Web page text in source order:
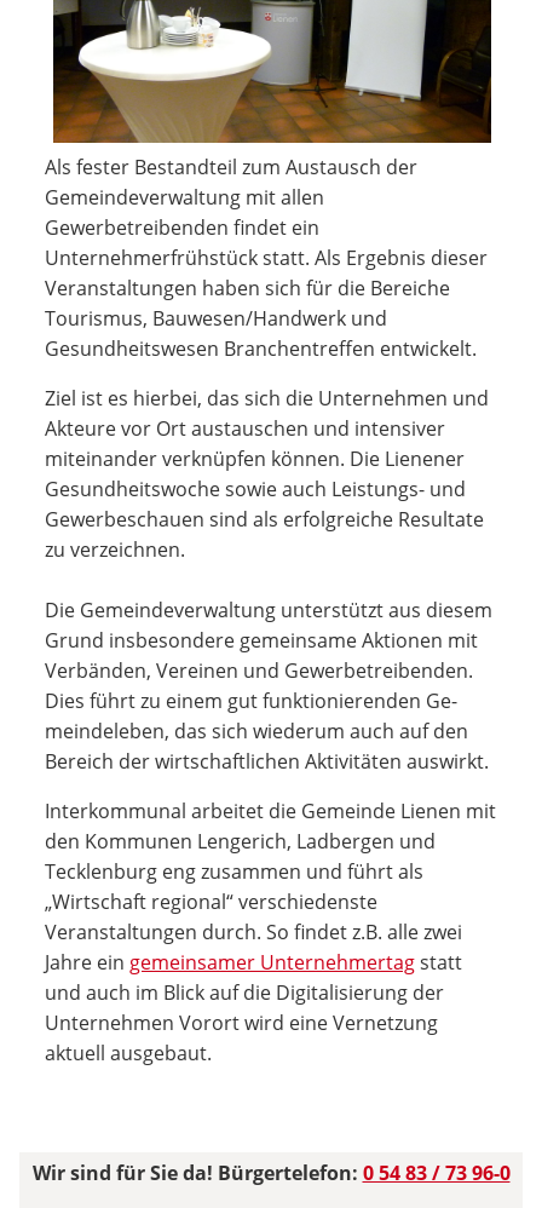
Als fester Bestandteil zum Austausch der
Gemeindeverwaltung mit allen
Gewerbetreibenden findet ein
Unternehmerfrühstück statt. Als Ergebnis dieser
Veranstaltungen haben sich für die Bereiche
Tourismus, Bauwesen/Handwerk und
Gesundheitswesen Branchentreffen entwickelt.
Ziel ist es hierbei, das sich die Unternehmen und
Akteure vor Ort austauschen und intensiver
miteinander verknüpfen können. Die Lienener
Gesundheitswoche sowie auch Leistungs- und
Gewerbeschauen sind als erfolgreiche Resultate
zu verzeichnen.
Die Gemeindeverwaltung unterstützt aus die­sem
Grund insbeson­dere ge­meinsame Aktio­nen mit
Verbänden, Ver­einen und Gewerbe­treiben­den.
Dies führt zu einem gut funktionierenden Ge­
mein­deleben, das sich wiederum auch auf den
Bereich der wirtschaftlichen Aktivitäten auswirkt.
Interkommunal arbeitet die Gemeinde Lienen mit
den Kommunen Lengerich, Ladbergen und
Tecklenburg eng zusammen und führt als
„Wirtschaft regional“ verschiedenste
Veranstaltungen durch. So findet z.B. alle zwei
Jahre ein gemeinsamer Unternehmertagstatt
und auch im Blick auf die Digitalisierung der
Unternehmen Vorort wird eine Vernetzung
aktuell ausgebaut.
Wir sind für Sie da! Bürgertelefon: 0 54 83 / 73 96-0